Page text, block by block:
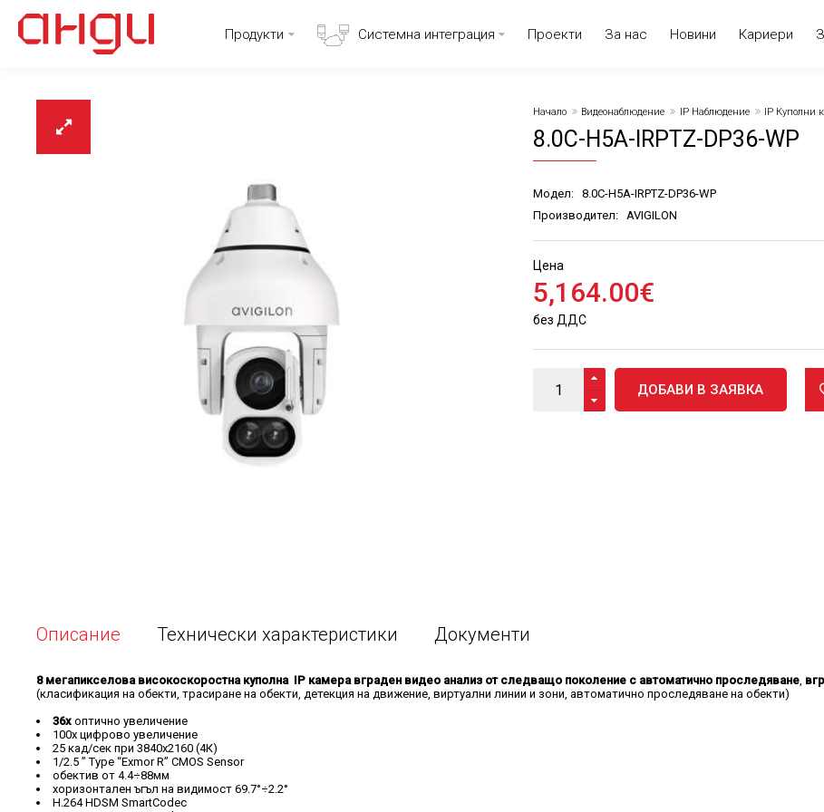
Продукти Системна интеграция Проекти За нас Новини Кариери
Начало Видеонаблюдение IP Наблюдение IP Куполни
8.0C-H5A-IRPTZ-DP36-WP
Модел:
8.0C-H5A-IRPTZ-DP36-WP
Производител:
AVIGILON
Цена
5,164.00€
без ДДС
ДОБАВИ В ЗАЯВКА
Описание Технически характеристики Документи
8 мегапикселова високоскоростна куполна IP камера вграден видео анализ от следващо поколение с автоматично проследяване
(класификация на обекти, трасиране на обекти, детекция на движение, виртуални линии и зони, автоматично проследяване на обекти)
36x оптично увеличение
100x цифрово увеличение
25 кад/сек при 3840x2160 (4К)
1/2.5 ” Type “Exmor R” CMOS Sensor
обектив от 4.4÷88мм
хоризонтален ъгъл на видимост 69.7°÷2.2°
H.264 HDSM SmartCodec